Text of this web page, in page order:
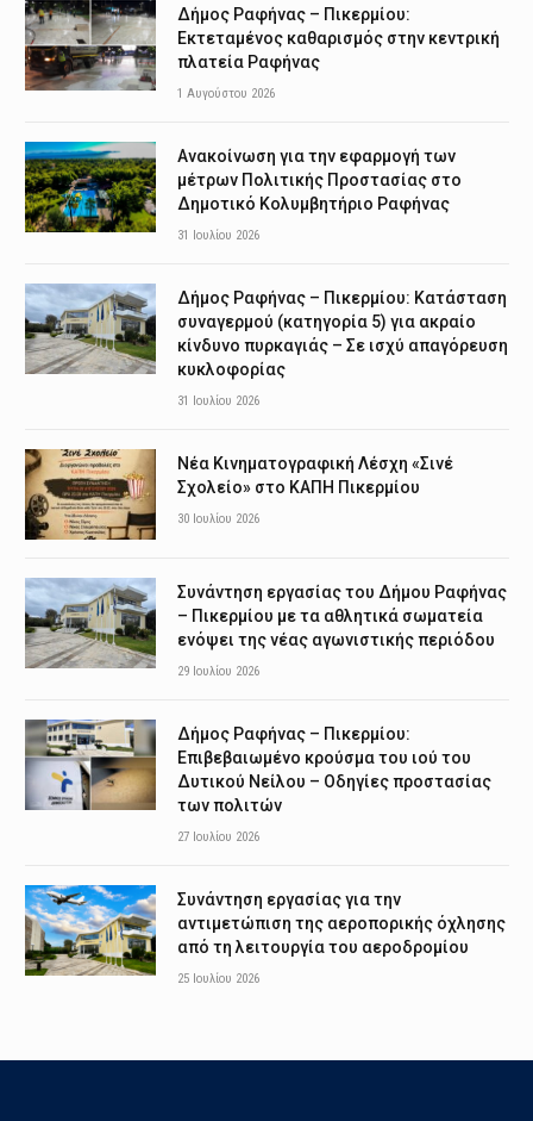
Δήμος Ραφήνας – Πικερμίου:
Εκτεταμένος καθαρισμός στην κεντρική
πλατεία Ραφήνας
1 Αυγούστου 2026
Ανακοίνωση για την εφαρμογή των
μέτρων Πολιτικής Προστασίας στο
Δημοτικό Κολυμβητήριο Ραφήνας
31 Ιουλίου 2026
Δήμος Ραφήνας – Πικερμίου: Κατάσταση
συναγερμού (κατηγορία 5) για ακραίο
κίνδυνο πυρκαγιάς – Σε ισχύ απαγόρευση
κυκλοφορίας
31 Ιουλίου 2026
Νέα Κινηματογραφική Λέσχη «Σινέ
Σχολείο» στο ΚΑΠΗ Πικερμίου
30 Ιουλίου 2026
Συνάντηση εργασίας του Δήμου Ραφήνας
– Πικερμίου με τα αθλητικά σωματεία
ενόψει της νέας αγωνιστικής περιόδου
29 Ιουλίου 2026
Δήμος Ραφήνας – Πικερμίου:
Επιβεβαιωμένο κρούσμα του ιού του
Δυτικού Νείλου – Οδηγίες προστασίας
των πολιτών
27 Ιουλίου 2026
Συνάντηση εργασίας για την
αντιμετώπιση της αεροπορικής όχλησης
από τη λειτουργία του αεροδρομίου
25 Ιουλίου 2026